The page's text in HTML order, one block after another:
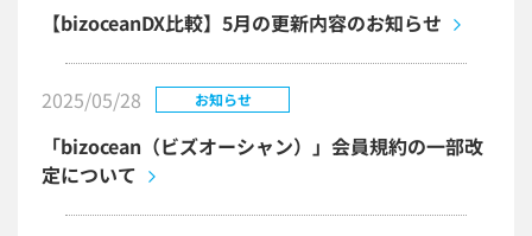
【bizoceanDX比較】5月の更新内容のお知らせ
2025/05/28 お知らせ
「bizocean（ビズオーシャン）」会員規約の一部改
定について